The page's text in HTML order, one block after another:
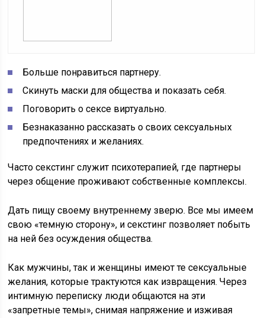
Больше понравиться партнеру.
Скинуть маски для общества и показать себя.
Поговорить о сексе виртуально.
Безнаказанно рассказать о своих сексуальных
предпочтениях и желаниях.
Часто секстинг служит психотерапией, где партнеры
через общение проживают собственные комплексы.
Дать пищу своему внутреннему зверю. Все мы имеем
свою «темную сторону», и секстинг позволяет побыть
на ней без осуждения общества.
Как мужчины, так и женщины имеют те сексуальные
желания, которые трактуются как извращения. Через
интимную переписку люди общаются на эти
«запретные темы», снимая напряжение и изживая